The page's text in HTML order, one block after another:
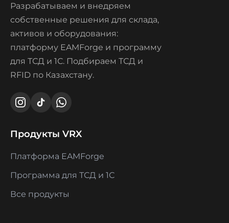
Разрабатываем и внедряем
собственные решения для склада,
активов и оборудования:
платформу EAMForge и программу
для ТСД и 1С. Подбираем ТСД и
RFID по Казахстану.
Продукты VRX
Платформа EAMForge
Программа для ТСД и 1С
Все продукты